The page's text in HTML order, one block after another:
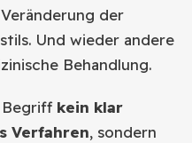
der
Und wieder andere
Behandlung.
Begriff kein klar
Verfahren, sondern